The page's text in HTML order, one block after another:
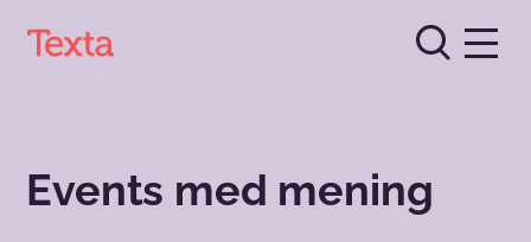
Events med mening